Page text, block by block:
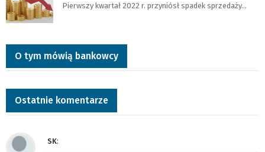
Pierwszy kwartał 2022 r. przyniósł spadek sprzedaży…
O tym mówią bankowcy
Ostatnie komentarze
SK: